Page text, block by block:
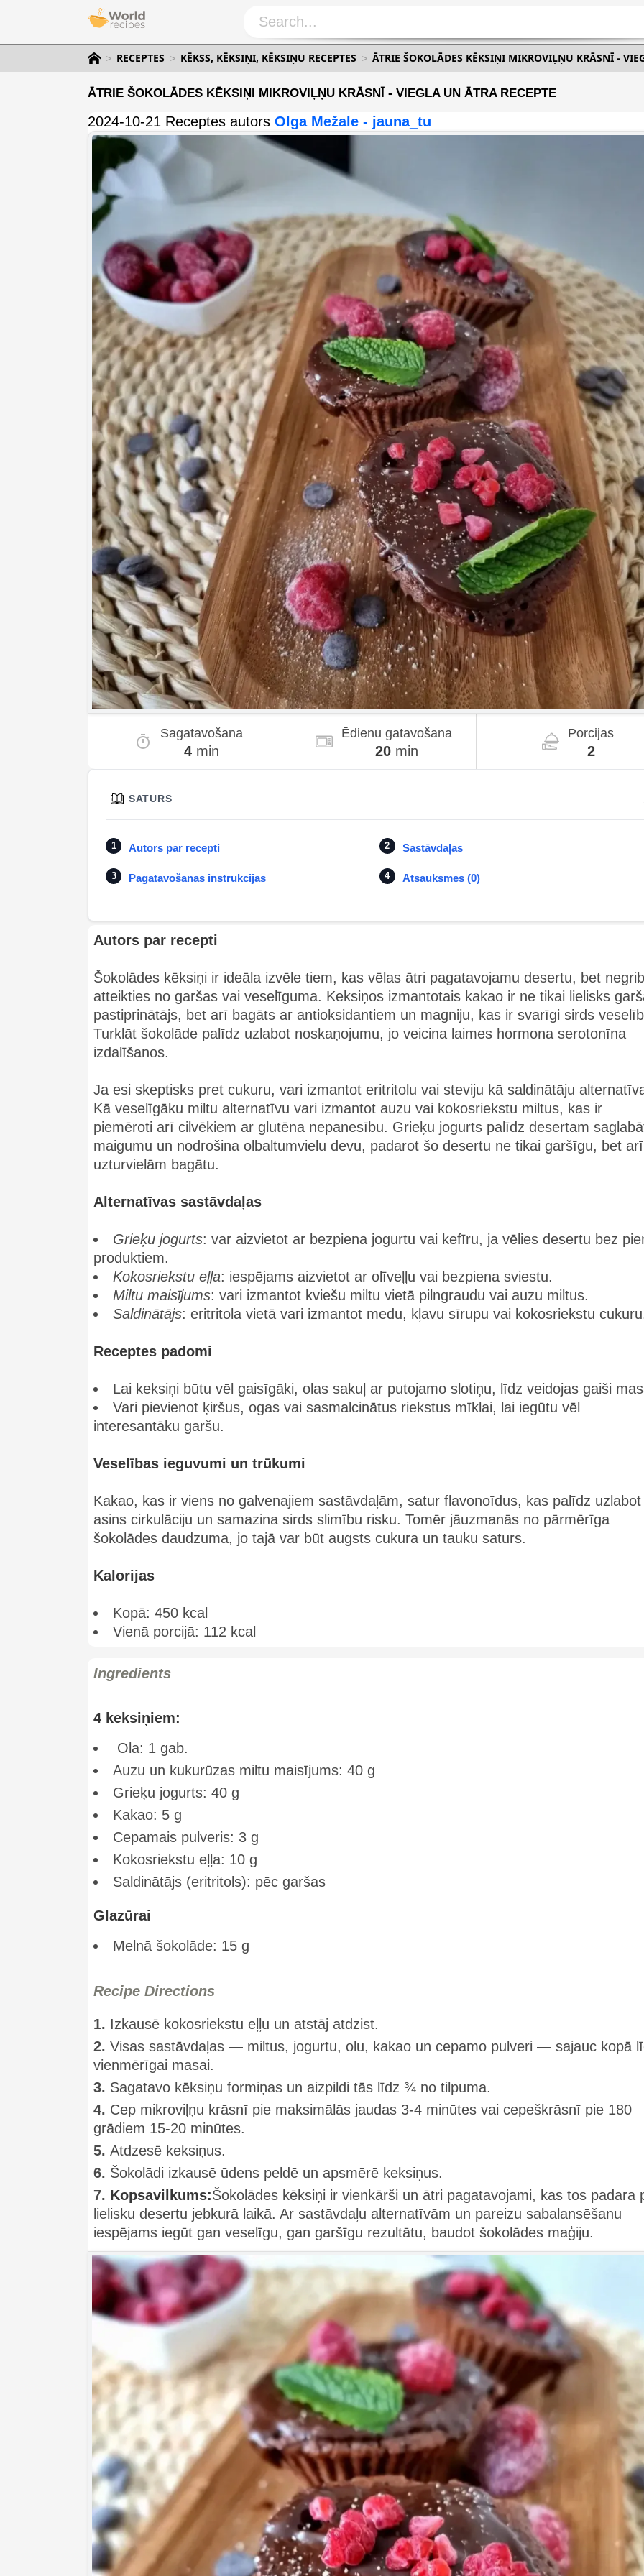
RECEPTES KĒKSS, KĒKSIŅI, KĒKSIŅU RECEPTES ĀTRIE ŠOKOLĀDES KĒKSIŅI MIKROVIĻŅU KRĀSNĪ -
ĀTRIE ŠOKOLĀDES KĒKSIŅI MIKROVIĻŅU KRĀSNĪ - VIEGLA UN ĀTRA RECEPTE
2024-10-21 Receptes autors Olga Mežale - jauna_tu
Sagatavošana
4 min
Ēdienu gatavošana
20min
Porcijas
2
SATURS
Autors par recepti Sastāvdaļas
Pagatavošanas instrukcijas Atsauksmes (0)
Autors par recepti
Šokolādes kēksiņi ir ideāla izvēle tiem, kas vēlas ātri pagatavojamu desertu, bet negrib
atteikties no garšas vai veselīguma. Keksiņos izmantotais kakao ir ne tikai lielisks
pastiprinātājs, bet arī bagāts ar antioksidantiem un magniju, kas ir svarīgi sirds
Turklāt šokolāde palīdz uzlabot noskaņojumu, jo veicina laimes hormona serotonīna
izdalīšanos.
Ja esi skeptisks pret cukuru, vari izmantot eritritolu vai steviju kā saldinātāju
Kā veselīgāku miltu alternatīvu vari izmantot auzu vai kokosriekstu miltus, kas ir
piemēroti arī cilvēkiem ar glutēna nepanesību. Grieķu jogurts palīdz desertam
maigumu un nodrošina olbaltumvielu devu, padarot šo desertu ne tikai garšīgu, bet arī
uzturvielām bagātu.
Alternatīvas sastāvdaļas
Grieķu jogurts: var aizvietot ar bezpiena jogurtu vai kefīru, ja vēlies desertu bez
produktiem.
Kokosriekstu eļļa: iespējams aizvietot ar olīveļļu vai bezpiena sviestu.
Miltu maisījums: vari izmantot kviešu miltu vietā pilngraudu vai auzu miltus.
Saldinātājs: eritritola vietā vari izmantot medu, kļavu sīrupu vai kokosriekstu
Receptes padomi
Lai keksiņi būtu vēl gaisīgāki, olas sakuļ ar putojamo slotiņu, līdz veidojas gaiši
Vari pievienot ķiršus, ogas vai sasmalcinātus riekstus mīklai, lai iegūtu vēl
interesantāku garšu.
Veselības ieguvumi un trūkumi
Kakao, kas ir viens no galvenajiem sastāvdaļām, satur flavonoīdus, kas palīdz uzlabot
asins cirkulāciju un samazina sirds slimību risku. Tomēr jāuzmanās no pārmērīga
šokolādes daudzuma, jo tajā var būt augsts cukura un tauku saturs.
Kalorijas
Kopā: 450 kcal
Vienā porcijā: 112 kcal
Ingredients
4 keksiņiem:
Ola: 1 gab.
Auzu un kukurūzas miltu maisījums: 40 g
Grieķu jogurts: 40 g
Kakao: 5 g
Cepamais pulveris: 3 g
Kokosriekstu eļļa: 10 g
Saldinātājs (eritritols): pēc garšas
Glazūrai
Melnā šokolāde: 15 g
Recipe Directions
1. Izkausē kokosriekstu eļļu un atstāj atdzist.
2. Visas sastāvdaļas — miltus, jogurtu, olu, kakao un cepamo pulveri — sajauc kopā
vienmērīgai masai.
3. Sagatavo kēksiņu formiņas un aizpildi tās līdz ¾ no tilpuma.
4. Cep mikroviļņu krāsnī pie maksimālās jaudas 3-4 minūtes vai cepeškrāsnī pie 180
grādiem 15-20 minūtes.
5. Atdzesē keksiņus.
6. Šokolādi izkausē ūdens peldē un apsmērē keksiņus.
7. Kopsavilkums:Šokolādes kēksiņi ir vienkārši un ātri pagatavojami, kas tos padara
lielisku desertu jebkurā laikā. Ar sastāvdaļu alternatīvām un pareizu sabalansēšanu
iespējams iegūt gan veselīgu, gan garšīgu rezultātu, baudot šokolādes maģiju.